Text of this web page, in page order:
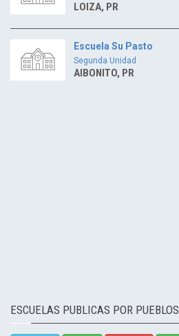
LOIZA, PR
Escuela Su Pasto
Segunda Unidad
AIBONITO, PR
ESCUELAS PUBLICAS POR PUEBLOS